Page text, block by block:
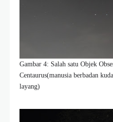
Gambar 4: Salah satu Objek
Centaurus(manusia berbadan
layang)